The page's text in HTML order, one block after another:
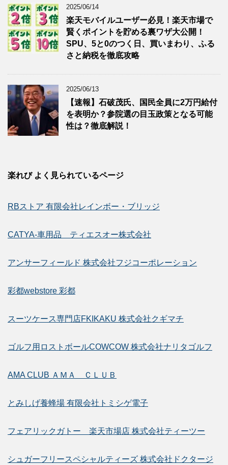
2025/06/14
楽天モバイルユーザー必見！楽天市場で
賢くポイントを貯める裏ワザ大公開！
SPU、5と0のつく日、買いまわり、ふる
さと納税を徹底攻略
2025/06/13
【速報】石破茂氏、国民全員に2万円給付
を表明か？参院選の目玉政策となる可能
性は？徹底解説！
楽れび よく見られているページ
RBストア 有限会社レインボー・ブリッジ
CATYA-車用品 ティエスオー株式会社
アンサーフィールド 株式会社フジコーポレーション
彩都webstore 彩都
スーツケース専門店FKIKAKU 株式会社クギマチ
ゴルフ用ロストボールCOWCOW 株式会社ナリタゴルフ
AMA CLUB ＡＭＡ ＣＬＵＢ
とみしげ養蜂場 有限会社トミシゲ電子
フェアリックガトー 楽天市場店 株式会社ティーツー
シュガーフリースペシャルティーズ 株式会社ドクタージ